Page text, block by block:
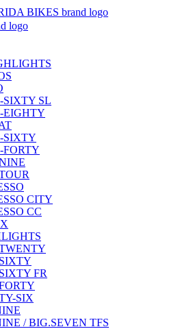
SIXTY SL
EIGHTY
SIXTY
FORTY
CITY
CC
FR
SIX
/ BIG.SEVEN TFS